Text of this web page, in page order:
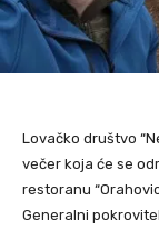
Lovačko društvo
večer koja će se
restoranu
Generalni